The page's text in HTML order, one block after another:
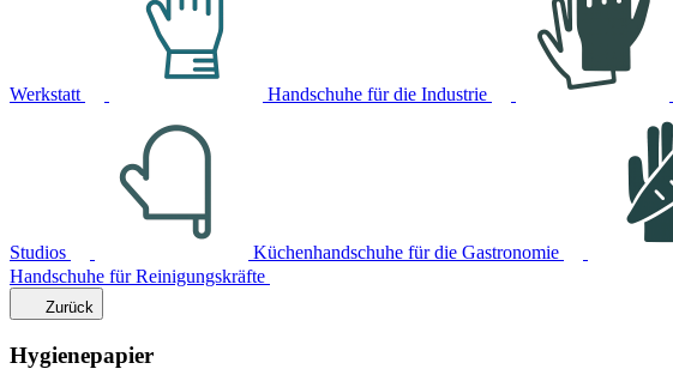
Werkstatt Handschuhe für die Industrie
Studios Küchenhandschuhe für die Gastronomie
Handschuhe für Reinigungskräfte
Zurück
Hygienepapier